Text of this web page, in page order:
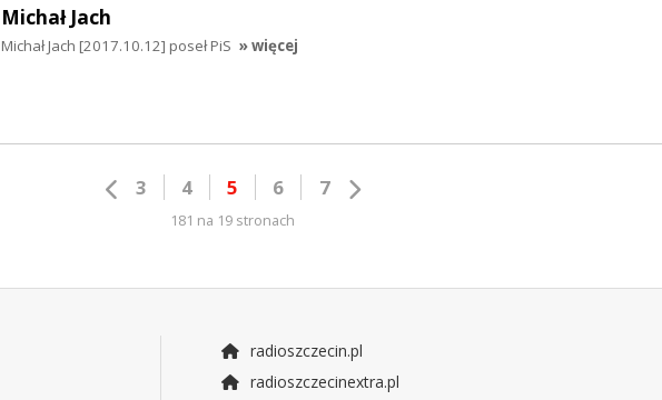
Michał Jach
Michał Jach [2017.10.12] poseł PiS » więcej
3 4 5 6 7
181 na 19 stronach
radioszczecin.pl
radioszczecinextra.pl